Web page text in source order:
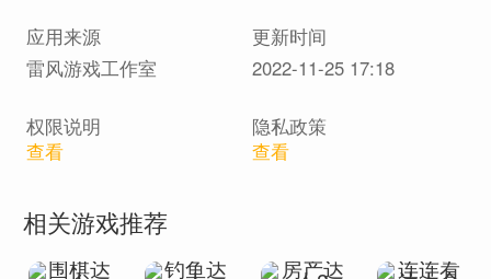
动即可绘制出足够稳定的桥梁，让您的汽车能够成
功到达旗帜所在。
应用来源
更新时间
雷风游戏工作室
2022-11-25 17:18
权限说明
查看
隐私政策
查看
相关游戏推荐